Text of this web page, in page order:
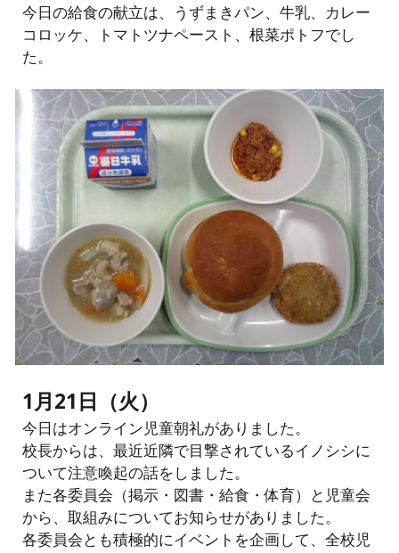
今日の給食の献立は、うずまきパン、牛乳、カレー
コロッケ、トマトツナペースト、根菜ポトフでし
た。
1月21日（火）
今日はオンライン児童朝礼がありました。
校長からは、最近近隣で目撃されているイノシシに
ついて注意喚起の話をしました。
また各委員会（掲示・図書・給食・体育）と児童会
から、取組みについてお知らせがありました。
各委員会とも積極的にイベントを企画して、全校児